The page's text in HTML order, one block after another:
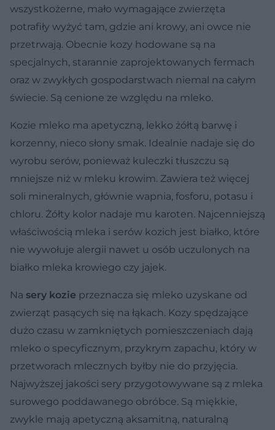
wszystkożerne, mało wymagające zwierzęta
potrafiły wyżyć tam, gdzie ani krowy, ani owce nie
przetrwają. Obecnie kozy hodowane są na
specjalnych, starannie zaprojektowanych fermach
oraz w zwykłych gospodarstwach niemal na całym
świecie. Są cenione ze względu na mleko.
Kozie mleko ma apetyczną, lekko żółtą barwę i
korzenny, nieco słony smak. Idealnie nadaje się do
wyrobu serów, ponieważ kuleczki tłuszczu są
mniejsze niż w mleku krowim. Zawiera też więcej
soli mineralnych, głównie wapnia, fosforu, potasu i
chloru. Żółty kolor nadaje mu karoten. Najcenniejszą
właściwością mleka i serów kozich jest białko, które
nie wywołuje alergii nawet u osób uczulonych na
białko mleka krowiego czy jajek.
Na sery kozie przeznacza się mleko uzyskane od
zwierząt pasących się na łąkach. Kozy spędzające
dużo czasu w zamkniętych pomieszczeniach dają
mleko o specyficznym, przykrym zapachu, który w
przetworach mlecznych byłby nie do przyjęcia.
Najwyższej jakości sery przygotowywane są z mleka
surowego poddawanego obróbce. Są miękkie,
zwykle mają apetyczną aksamitną, naturalną